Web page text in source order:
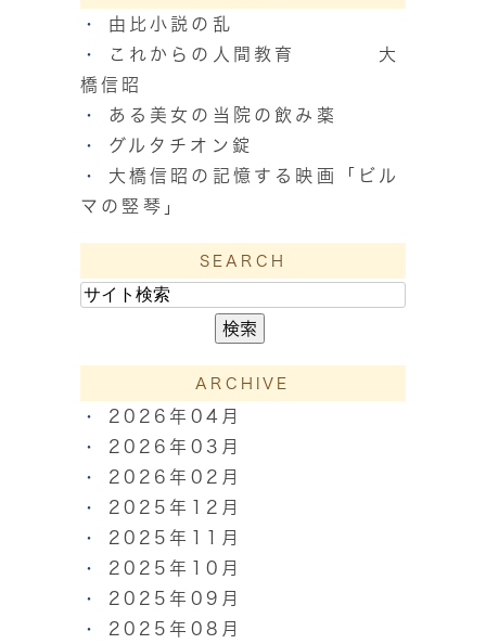
由比小説の乱
これからの人間教育 大
橋信昭
ある美女の当院の飲み薬
グルタチオン錠
大橋信昭の記憶する映画「ビル
マの竪琴」
SEARCH
ARCHIVE
2026年04月
2026年03月
2026年02月
2025年12月
2025年11月
2025年10月
2025年09月
2025年08月